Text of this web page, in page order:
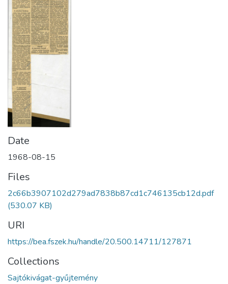
Date
1968-08-15
Files
2c66b3907102d279ad7838b87cd1c746135cb12d.pdf
(530.07 KB)
URI
https://bea.fszek.hu/handle/20.500.14711/127871
Collections
Sajtókivágat-gyűjtemény